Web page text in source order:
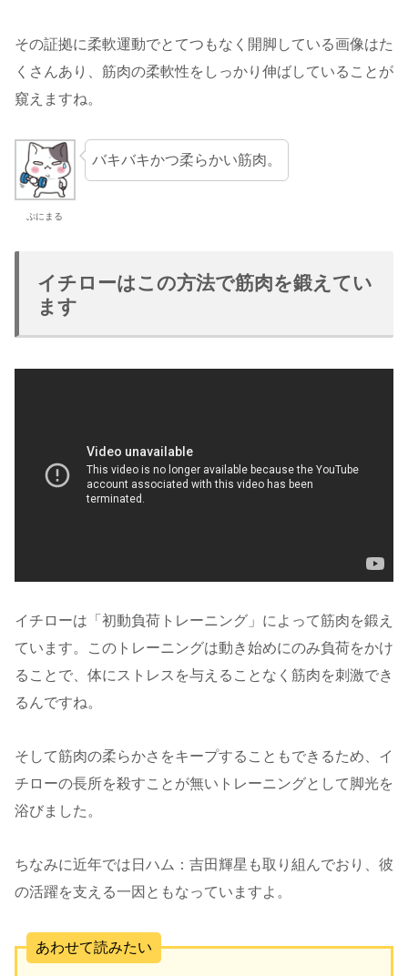
その証拠に柔軟運動でとてつもなく開脚している画像はた
くさんあり、筋肉の柔軟性をしっかり伸ばしていることが
窺えますね。
ぷにまる
バキバキかつ柔らかい筋肉。
イチローはこの方法で筋肉を鍛えてい
ます
イチローは「初動負荷トレーニング」によって筋肉を鍛え
ています。このトレーニングは動き始めにのみ負荷をかけ
ることで、体にストレスを与えることなく筋肉を刺激でき
るんですね。
そして筋肉の柔らかさをキープすることもできるため、イ
チローの長所を殺すことが無いトレーニングとして脚光を
浴びました。
ちなみに近年では日ハム：吉田輝星も取り組んでおり、彼
の活躍を支える一因ともなっていますよ。
あわせて読みたい